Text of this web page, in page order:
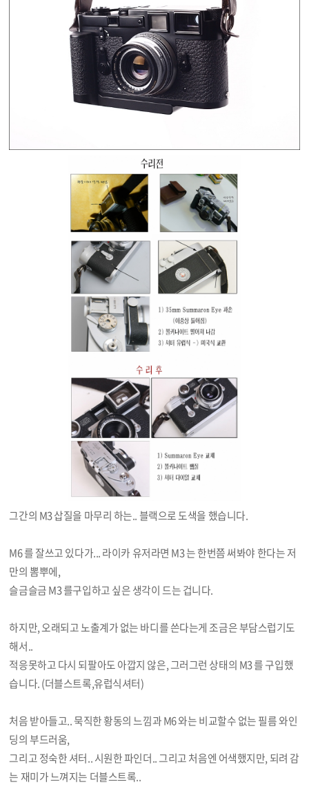
그간의 M3 삽질을 마무리 하는.. 블랙으로 도색을 했습니다.
M6 를 잘쓰고 있다가... 라이카 유저라면 M3 는 한번쯤 써봐야 한다는 저
만의 뽐뿌에,
슬금슬금 M3 를구입하고 싶은 생각이 드는 겁니다.
하지만, 오래되고 노출계가 없는 바디를 쓴다는게 조금은 부담스럽기도
해서..
적응못하고 다시 되팔아도 아깝지 않은, 그러그런 상태의 M3 를 구입했
습니다. (더블스트록,유럽식셔터)
처음 받아들고.. 묵직한 황동의 느낌과 M6 와는 비교할수 없는 필름 와인
딩의 부드러움,
그리고 정숙한 셔터.. 시원한 파인더.. 그리고 처음엔 어색했지만, 되려 감
는 재미가 느껴지는 더블스트록..